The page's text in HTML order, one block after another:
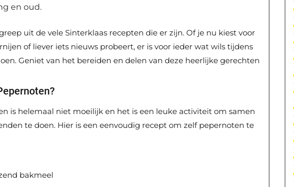
en oud.
uit de vele Sinterklaas recepten die er zijn. Of je nu kiest voor
of liever iets nieuws probeert, er is voor ieder wat wils tijdens
Geniet van het bereiden en delen van deze heerlijke gerechten
is helemaal niet moeilijk en het is een leuke activiteit om samen
te doen. Hier is een eenvoudig recept om zelf pepernoten te
bakmeel